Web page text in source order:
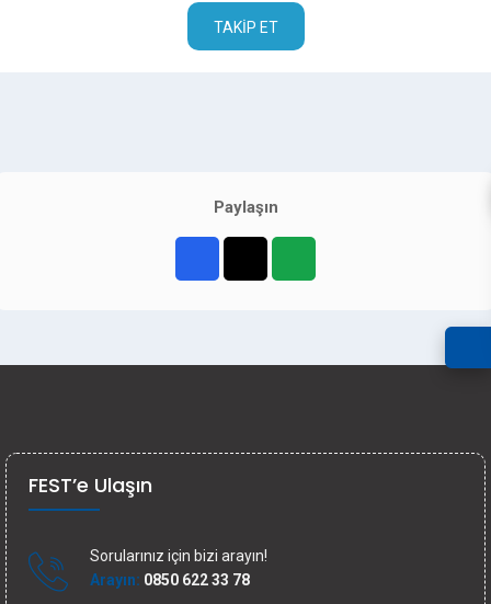
TAKIP ET
Paylaşın
FEST’e Ulaşın
Sorularınız için bizi arayın!
Arayın: 0850 622 33 78